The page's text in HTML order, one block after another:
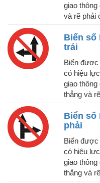
giao
và rẽ phải
Biển số
trái
Biển
có hiệu
giao
thẳng và
Biển số
phải
Biển
có hiệu
giao
thẳng và